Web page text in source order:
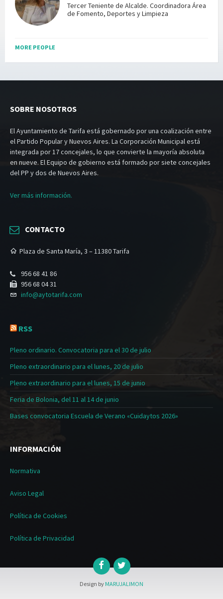
Tercer Teniente de Alcalde. Coordinadora Área
de Fomento, Deportes y Limpieza
MORE PEOPLE
SOBRE NOSOTROS
El Ayuntamiento de Tarifa está gobernado por una coalización entre
el Partido Popular y Nuevos Aires. La Corporación Municipal está
integrada por 17 concejales, lo que convierte la mayoría absoluta
en nueve. El Equipo de gobierno está formado por siete concejales
del PP y dos de Nuevos Aires.
Ver más información.
CONTACTO
Plaza de Santa María, 3 – 11380 Tarifa
956 68 41 86
956 68 04 31
info@aytotarifa.com
RSS
Pleno ordinario. Convocatoria para el 30 de julio
Pleno extraordinario para el lunes, 20 de julio
Pleno extraordinario para el lunes, 15 de junio
Feria de Bolonia, del 11 al 14 de junio
Bases convocatoria Escuela de Verano «Cuidaytos 2026»
INFORMACIÓN
Normativa
Aviso Legal
Política de Cookies
Política de Privacidad
Design by MARUJALIMON